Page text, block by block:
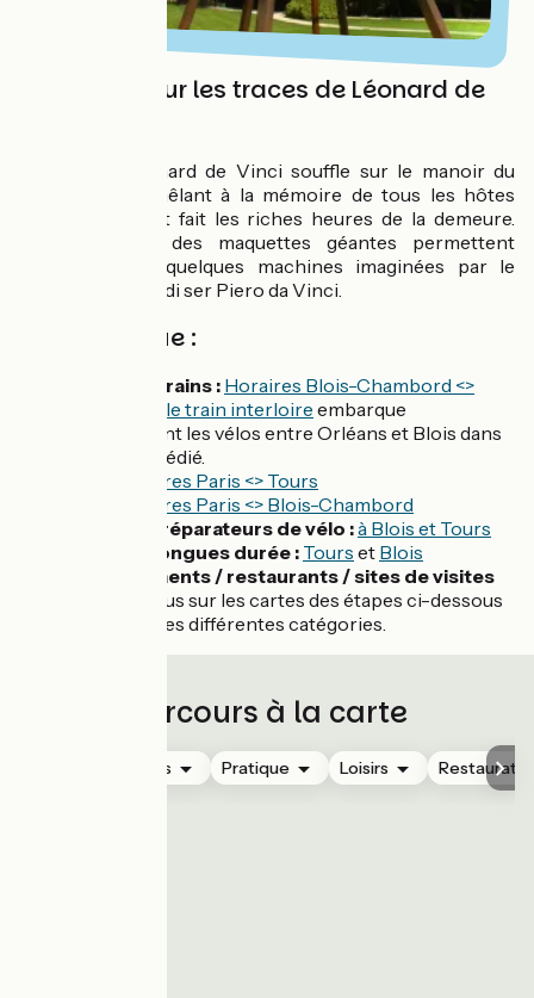
Clos Lucé : sur les traces de Léonard de
L’esprit de Léonard de Vinci souffle sur le manoir du
Clos-Lucé, se mêlant à la mémoire de tous les hôtes
célèbres qui ont fait les riches heures de la demeure.
Dans le parc, des maquettes géantes permettent
d’expérimenter quelques machines imaginées par le
génial Leonardo di ser Piero da Vinci.
Côté pratique :
Accès en trains : Horaires Blois-Chambord <>
le train interloire embarque
gratuitement les vélos entre Orléans et Blois dans
un wagon dédié.
Horaires Paris <> Tours
Horaires Paris <> Blois-Chambord
Loueurs / réparateurs de vélo :à Blois et Tours
Parkings longues durée : Tours et Blois
Hébergements / restaurants / sites de visites
rendez-vous sur les cartes des étapes ci-dessous
et affichez les différentes catégories.
Parcours à la carte
Hébergements Pratique Loisirs